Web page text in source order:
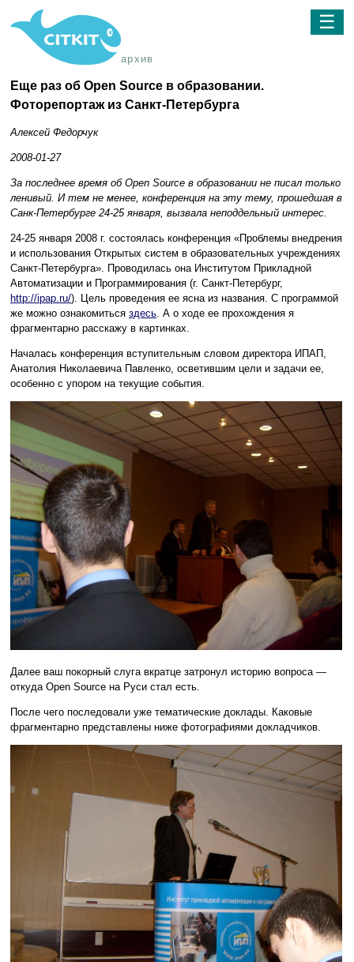
архив
☰
Еще раз об Open Source в образовании.
Фоторепортаж из Санкт-Петербурга
Алексей Федорчук
2008-01-27
За последнее время об Open Source в образовании не писал только
ленивый. И тем не менее, конференция на эту тему, прошедшая в
Санк-Петербурге 24-25 января, вызвала неподдельный интерес.
24-25 января 2008 г. состоялась конференция «Проблемы внедрения
и использования Открытых систем в образовательных учреждениях
Санкт-Петербурга». Проводилась она Институтом Прикладной
Автоматизации и Программирования (г. Санкт-Петербург,
http://ipap.ru/). Цель проведения ее ясна из названия. С программой
же можно ознакомиться здесь. А о ходе ее прохождения я
фрагментарно расскажу в картинках.
Началась конференция вступительным словом директора ИПАП,
Анатолия Николаевича Павленко, осветившим цели и задачи ее,
особенно с упором на текущие события.
Далее ваш покорный слуга вкратце затронул историю вопроса —
откуда Open Source на Руси стал есть.
После чего последовали уже тематические доклады. Каковые
фрагментарно представлены ниже фотографиями докладчиков.